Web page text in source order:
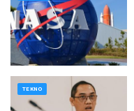
TEKNO